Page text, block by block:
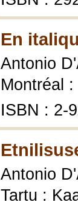
En
Antonio
Montréal
ISBN : 2-
Antonio
Tartu :